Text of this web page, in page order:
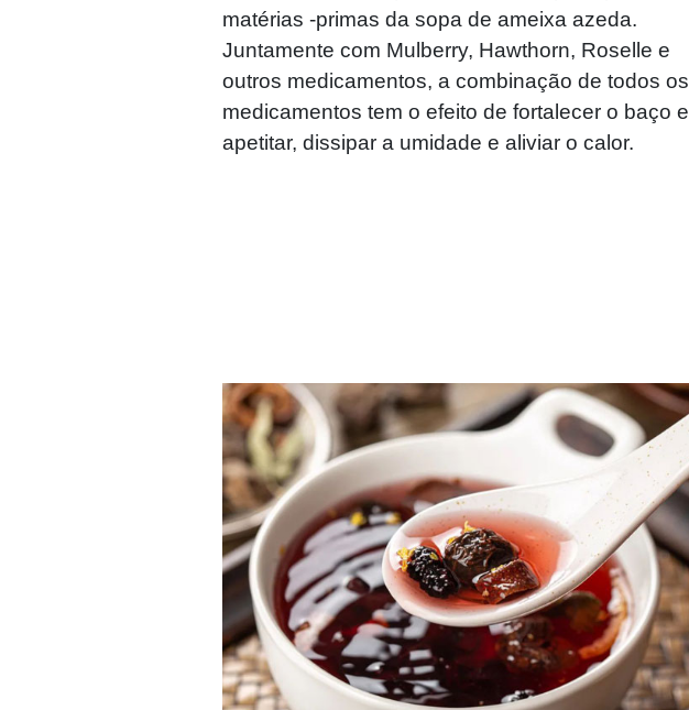
matérias -primas da sopa de ameixa azeda.
Juntamente com Mulberry, Hawthorn, Roselle e
outros medicamentos, a combinação de todos os
medicamentos tem o efeito de fortalecer o baço e
apetitar, dissipar a umidade e aliviar o calor.